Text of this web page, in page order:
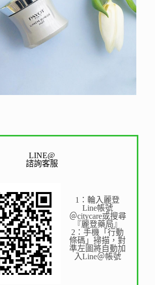
LINE@
諮詢客服
1：輪入麗登
Line帳號
＠citycare或搜尋
『麗登藥局』
2：手機「行動
條碼」掃描，對
準左圖將自動加
入Line＠帳號